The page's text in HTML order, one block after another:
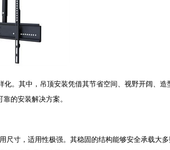
。其中，吊顶安装凭借其节省空间、视野开阔、
的安装解决方案。
寸，适用性极强。其稳固的结构能够安全承载大多